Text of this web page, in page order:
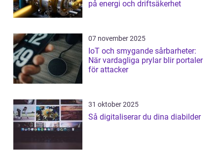
på energi och driftsäkerhet
07 november 2025
IoT och smygande sårbarheter:
När vardagliga prylar blir portaler
för attacker
31 oktober 2025
Så digitaliserar du dina diabilder